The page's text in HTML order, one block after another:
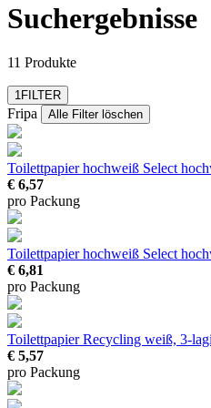
3M
mehr anzeigen
Suchergebnisse
11 Produkte
1FILTER
Fripa Alle Filter löschen
Toilettpapier hochweiß Select
€ 6,57
pro Packung
Toilettpapier hochweiß Select
€ 6,81
pro Packung
Toilettpapier Recycling weiß, 3-
€ 5,57
pro Packung